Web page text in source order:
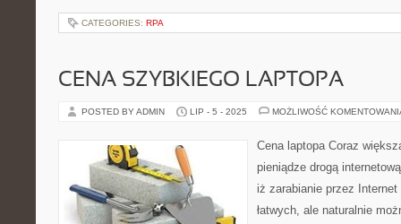
CATEGORIES: RPA
CENA SZYBKIEGO LAPTOPA
POSTED BY ADMIN LIP - 5 - 2025 MOŻLIWOŚĆ
Cena laptopa Coraz
pieniądze drogą
iż zarabianie przez
łatwych, ale naturalnie